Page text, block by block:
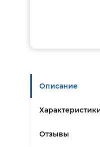
Описание
Отзывы